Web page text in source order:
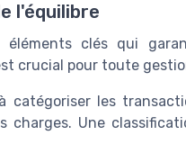
l'équilibre
éléments clés qui
crucial pour toute
catégoriser les
Une